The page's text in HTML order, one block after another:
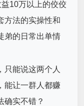
10万以上的佼佼
方法的实操性和
弟的日常出单情
只能说这两个人
能让一群人都赚
确实不错？